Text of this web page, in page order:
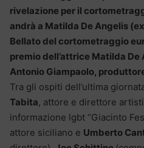
rivelazione per il
andrà a Matilda De Angelis
Bellato del cortometraggio
premio dell’attrice Matilda
Antonio Giampaolo,
Tra gli ospiti dell’ultima
Tabita, attore e direttore
informazione lgbt “Giacinto
attore siciliano e Umberto